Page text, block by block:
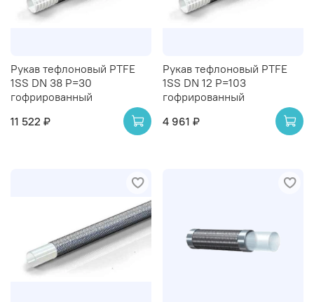
Рукав тефлоновый PTFE
1SS DN 38 P=30
гофрированный
11 522 ₽
Рукав тефлоновый PTFE
1SS DN 12 P=103
гофрированный
4 961 ₽